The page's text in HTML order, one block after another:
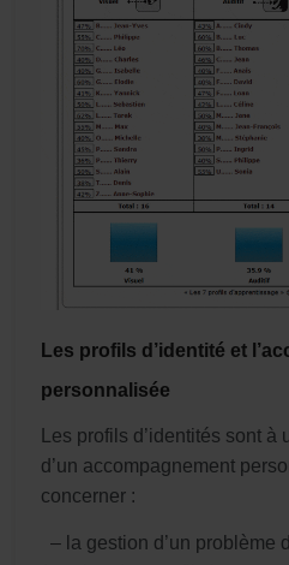
Les profils d’identité et
personnalisée
Les profils d’identités sont
d’un accompagnement
concerner :
– la gestion d’un problème